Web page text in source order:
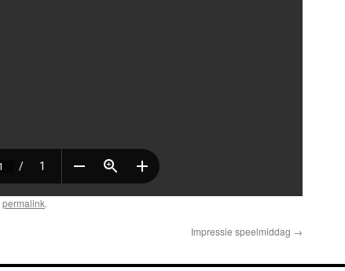
permalink.
Impressie speelmiddag →